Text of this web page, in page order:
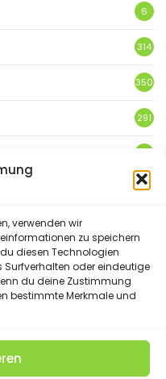
verwenden wir
zu speichern
diesen Technologien
Surfverhalten oder eindeutige
du deine Zustimmung
bestimmte Merkmale und
6
314
350
291
3
359
Rights Reserved.